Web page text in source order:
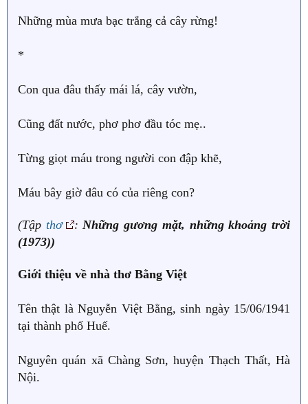
Những mùa mưa bạc trắng cả cây rừng!
*
Con qua đâu thấy mái lá, cây vườn,
Cũng đất nước, phơ phơ đầu tóc mẹ..
Từng giọt máu trong người con đập khẽ,
Máu bây giờ đâu có của riêng con?
(Tập thơ :Những gương mặt, những khoảng trời
(1973))
Giới thiệu về nhà thơ Bằng Việt
Tên thật là Nguyễn Việt Bằng, sinh ngày 15/06/1941
tại thành phố Huế.
Nguyên quán xã Chàng Sơn, huyện Thạch Thất, Hà
Nội.